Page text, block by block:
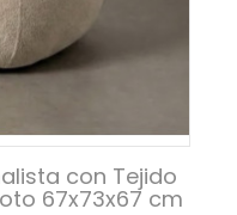
con Tejido
67x73x67 cm